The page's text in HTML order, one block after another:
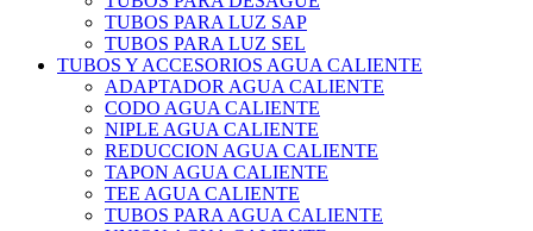
TUBOS PARA LUZ SAP
TUBOS PARA LUZ SEL
TUBOS Y ACCESORIOS AGUA CALIENTE
ADAPTADOR AGUA CALIENTE
CODO AGUA CALIENTE
NIPLE AGUA CALIENTE
REDUCCION AGUA CALIENTE
TAPON AGUA CALIENTE
TEE AGUA CALIENTE
TUBOS PARA AGUA CALIENTE